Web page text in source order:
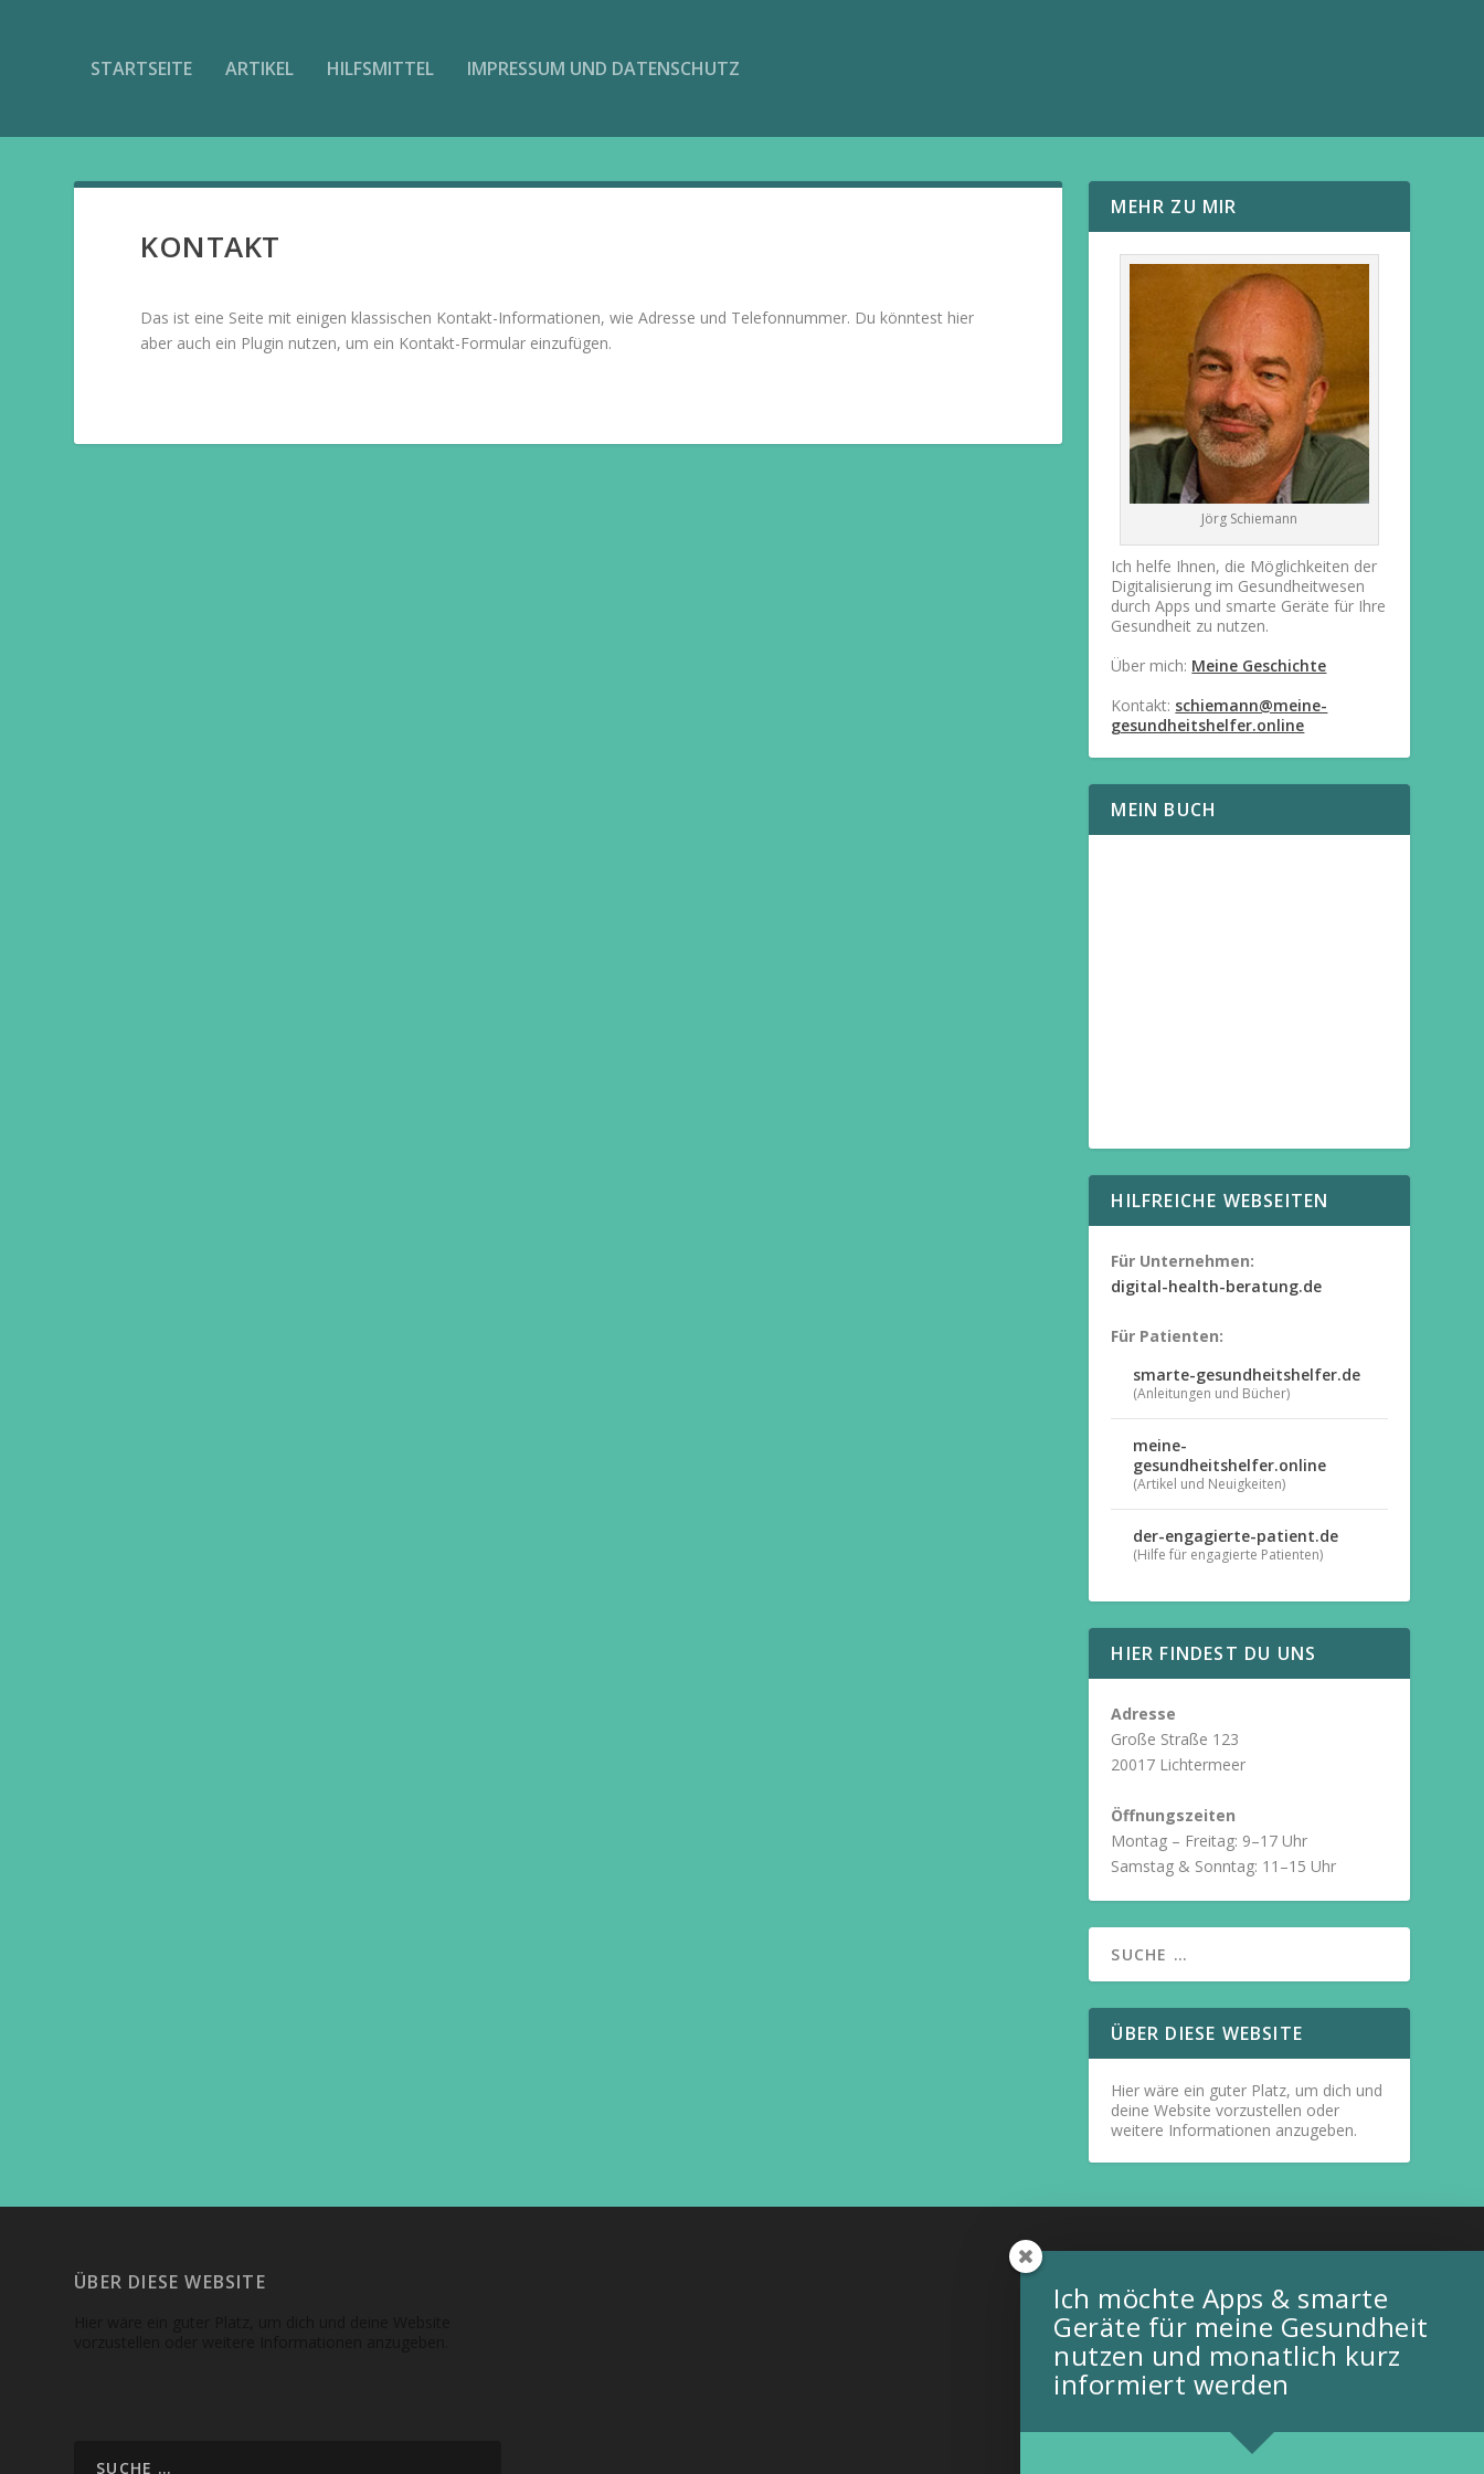
STARTSEITE ARTIKEL HILFSMITTEL IMPRESSUM UND DATENSCHUTZ
KONTAKT
Das ist eine Seite mit einigen klassischen Kontakt-Informationen, wie Adresse und Telefonnummer. Du könntest hier
aber auch ein Plugin nutzen, um ein Kontakt-Formular einzufügen.
MEHR ZU MIR
Jörg Schiemann
Ich helfe Ihnen, die Möglichkeiten der
Digitalisierung im Gesundheitwesen
durch Apps und smarte Geräte für Ihre
Gesundheit zu nutzen.
Über mich: Meine Geschichte
Kontakt: schiemann@meine-
gesundheitshelfer.online
MEIN BUCH
HILFREICHE WEBSEITEN
Für Unternehmen:
digital-health-beratung.de
Für Patienten:
smarte-gesundheitshelfer.de
(Anleitungen und Bücher)
meine-
gesundheitshelfer.online
(Artikel und Neuigkeiten)
der-engagierte-patient.de
(Hilfe für engagierte Patienten)
HIER FINDEST DU UNS
Adresse
Große Straße 123
20017 Lichtermeer
Öffnungszeiten
Montag – Freitag: 9–17 Uhr
Samstag & Sonntag: 11–15 Uhr
ÜBER DIESE WEBSITE
Hier wäre ein guter Platz, um dich und
deine Website vorzustellen oder
weitere Informationen anzugeben.
ÜBER DIESE WEBSITE Ich möchte Apps & smarte
Geräte für meine Gesundheit
nutzen und monatlich kurz
informiert werden